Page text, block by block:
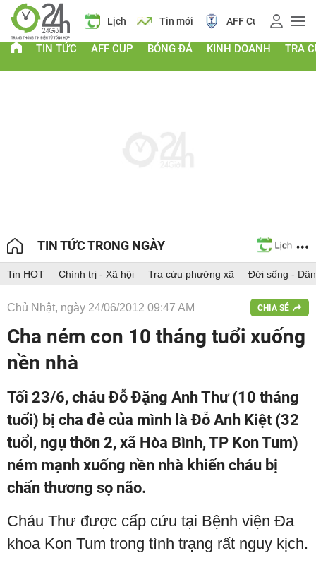
Giá vàng Lịch Tin mới AFF Cup Giá
TIN TỨC AFF CUP BÓNG ĐÁ KINH DOANH TRA
TIN TỨC TRONG NGÀY
Tin HOT Chính trị - Xã hội Tra cứu phường xã Đời sống -
Chủ Nhật, ngày 24/06/2012 09:47 AM CHIA SẺ
Cha ném con 10 tháng tuổi xuống
nền nhà
Tối 23/6, cháu Đỗ Đặng Anh Thư (10 tháng
tuổi) bị cha đẻ của mình là Đỗ Anh Kiệt (32
tuổi, ngụ thôn 2, xã Hòa Bình, TP Kon Tum)
ném mạnh xuống nền nhà khiến cháu bị
chấn thương sọ não.
Cháu Thư được cấp cứu tại Bệnh viện Đa
khoa Kon Tum trong tình trạng rất nguy kịch.